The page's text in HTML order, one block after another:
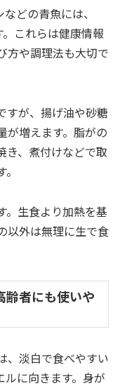
どの青魚には、
これらは健康情報
方や調理法も大切で
すが、揚げ油や砂糖
が増えます。脂がの
き、煮付けなどで取
。生食より加熱を基
以外は無理に生で食
齢者にも使いや
、淡白で食べやすい
ルに向きます。身が